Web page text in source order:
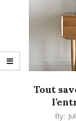
Tout
By: